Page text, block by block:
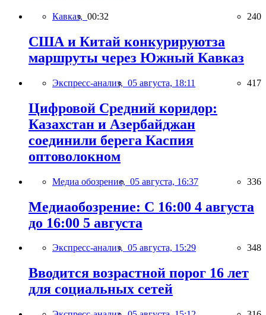
Кавказ, 00:32 240
США и Китай конкурируютза
маршруты через Южный Кавказ
Экспресс-анализ, 05 августа, 18:11 417
Цифровой Средний коридор:
Казахстан и Азербайджан
соединили берега Каспия
оптоволокном
Медиа обозрение, 05 августа, 16:37 336
Медиаобозрение: С 16:00 4 августа
до 16:00 5 августа
Экспресс-анализ, 05 августа, 15:29 348
Вводится возрастной порог 16 лет
для социальных сетей